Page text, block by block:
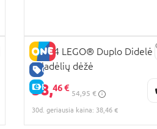
GERA KAINA
E-KAINA
10914 LEGO® Duplo Didelė
kaladėlių dėžė
38,46 €
54,95 €
30d. geriausia kaina: 38,46 €